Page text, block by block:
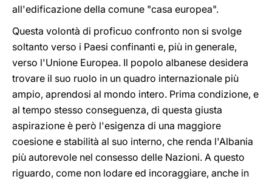
all'edificazione della comune "casa europea".
Questa volontà di proficuo confronto non si svolge
soltanto verso i Paesi confinanti e, più in generale,
verso l'Unione Europea. Il popolo albanese desidera
trovare il suo ruolo in un quadro internazionale più
ampio, aprendosi al mondo intero. Prima condizione, e
al tempo stesso conseguenza, di questa giusta
aspirazione è però l'esigenza di una maggiore
coesione e stabilità al suo interno, che renda l'Albania
più autorevole nel consesso delle Nazioni. A questo
riguardo, come non lodare ed incoraggiare, anche in